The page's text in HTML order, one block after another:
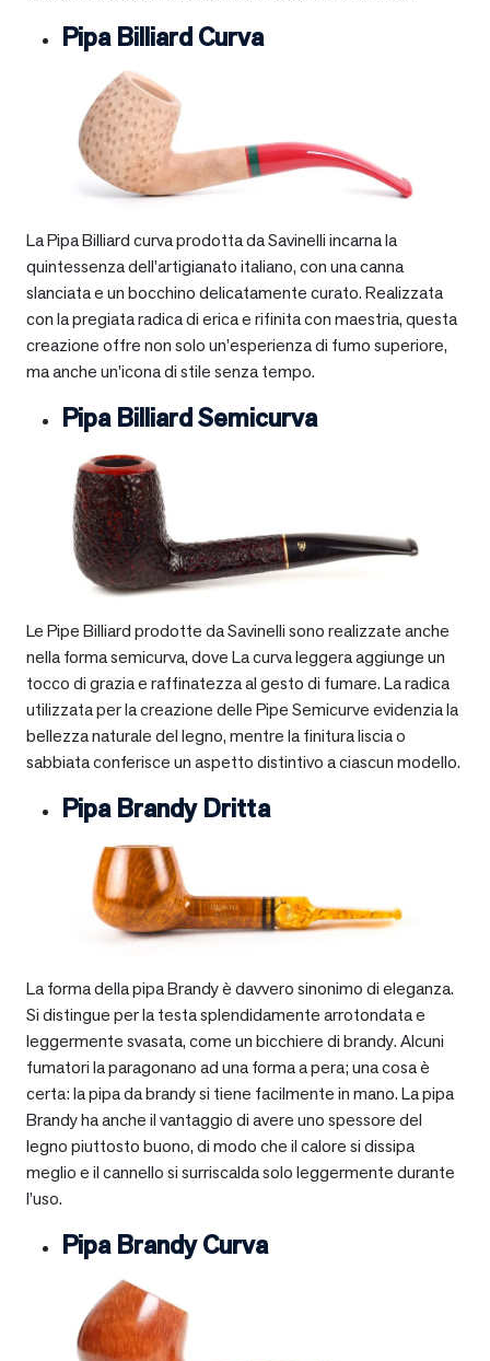
Pipa Billiard Curva
La Pipa Billiard curva prodotta da Savinelli incarna la
quintessenza dell’artigianato italiano, con una canna
slanciata e un bocchino delicatamente curato. Realizzata
con la pregiata radica di erica e rifinita con maestria, questa
creazione offre non solo un’esperienza di fumo superiore,
ma anche un’icona di stile senza tempo.
Pipa Billiard Semicurva
Le Pipe Billiard prodotte da Savinelli sono realizzate anche
nella forma semicurva, dove La curva leggera aggiunge un
tocco di grazia e raffinatezza al gesto di fumare. La radica
utilizzata per la creazione delle Pipe Semicurve evidenzia la
bellezza naturale del legno, mentre la finitura liscia o
sabbiata conferisce un aspetto distintivo a ciascun modello.
Pipa Brandy Dritta
La forma della pipa Brandy è davvero sinonimo di eleganza.
Si distingue per la testa splendidamente arrotondata e
leggermente svasata, come un bicchiere di brandy. Alcuni
fumatori la paragonano ad una forma a pera; una cosa è
certa: la pipa da brandy si tiene facilmente in mano. La pipa
Brandy ha anche il vantaggio di avere uno spessore del
legno piuttosto buono, di modo che il calore si dissipa
meglio e il cannello si surriscalda solo leggermente durante
l’uso.
Pipa Brandy Curva